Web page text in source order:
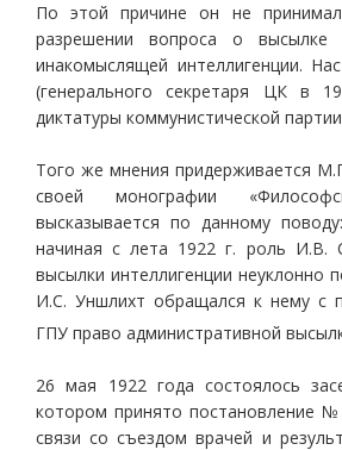
По этой причине он не
разрешении вопроса о высылке
инакомыслящей интеллигенции.
(генерального секретаря ЦК в
диктатуры коммунистической
Того же мнения придерживается
своей монографии
высказывается по данному
начиная с лета 1922 г. роль И.В.
высылки интеллигенции неуклонно
И.С. Уншлихт обращался к нему с
ГПУ право административной
26 мая 1922 года состоялось
котором принято постановление
связи со съездом врачей и